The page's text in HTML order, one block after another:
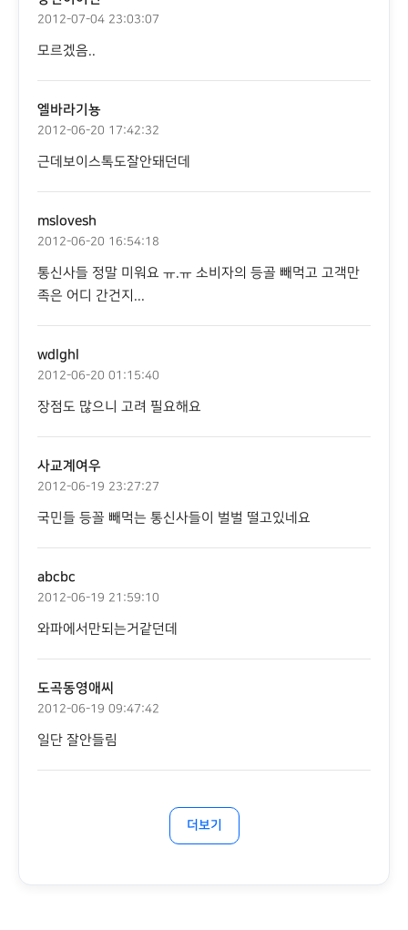
2012-07-04 23:03:07
모르겠음..
엘바라기뇽
2012-06-20 17:42:32
근데보이스톡도잘안돼던데
mslovesh
2012-06-20 16:54:18
통신사들 정말 미워요 ㅠ.ㅠ 소비자의 등골 빼먹고 고객만
족은 어디 간건지...
wdlghl
2012-06-20 01:15:40
장점도 많으니 고려 필요해요
사교계여우
2012-06-19 23:27:27
국민들 등꼴 빼먹는 통신사들이 벌벌 떨고있네요
abcbc
2012-06-19 21:59:10
와파에서만되는거같던데
도곡동영애씨
2012-06-19 09:47:42
일단 잘안들림
더보기